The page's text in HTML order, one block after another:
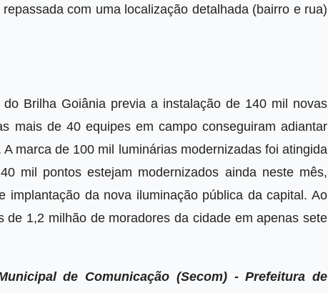
com uma localização detalhada (bairro e rua)
Brilha Goiânia previa a instalação de 140 mil novas
mais de 40 equipes em campo conseguiram adiantar
marca de 100 mil luminárias modernizadas foi atingida
mil pontos estejam modernizados ainda neste mês,
implantação da nova iluminação pública da capital. Ao
1,2 milhão de moradores da cidade em apenas sete
de Comunicação (Secom) - Prefeitura de